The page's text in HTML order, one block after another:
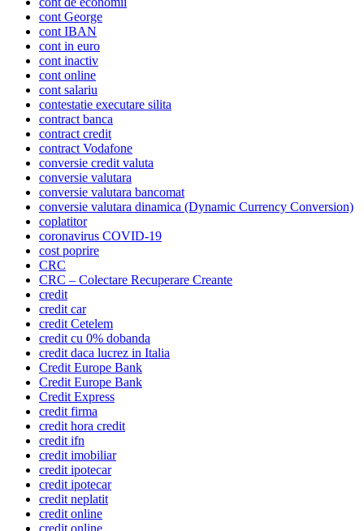
cont George
cont IBAN
cont in euro
cont inactiv
cont online
cont salariu
contestatie executare silita
contract banca
contract credit
contract Vodafone
conversie credit valuta
conversie valutara
conversie valutara bancomat
conversie valutara dinamica (Dynamic Currency Conversion)
coplatitor
coronavirus COVID-19
cost poprire
CRC
CRC – Colectare Recuperare Creante
credit
credit car
credit Cetelem
credit cu 0% dobanda
credit daca lucrez in Italia
Credit Europe Bank
Credit Europe Bank
Credit Express
credit firma
credit hora credit
credit ifn
credit imobiliar
credit ipotecar
credit ipotecar
credit neplatit
credit online
credit online